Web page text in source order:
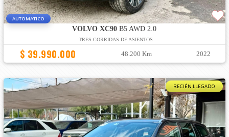
AUTOMATICO
VOLVO XC90 B5 AWD 2.0
TRES CORRIDAS DE ASIENTOS
$ 39.990.000 48.200 Km 2022
RECIÉN LLEGADO